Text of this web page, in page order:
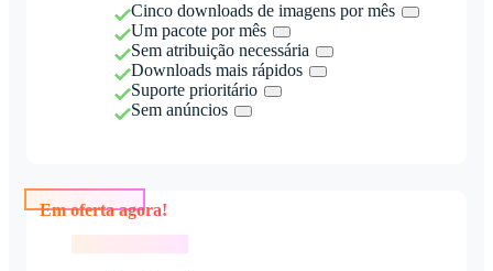
Cinco downloads de imagens por mês
Um pacote por mês
Sem atribuição necessária
Downloads mais rápidos
Suporte prioritário
Sem anúncios